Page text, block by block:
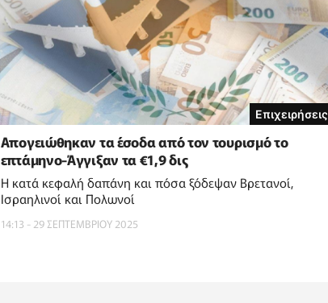
Επιχειρήσεις
Απογειώθηκαν τα έσοδα από τον τουρισμό το
επτάμηνο-Άγγιξαν τα €1,9 δις
Η κατά κεφαλή δαπάνη και πόσα ξόδεψαν Βρετανοί,
Ισραηλινοί και Πολωνοί
14:13 - 29 ΣΕΠΤΕΜΒΡΙΟΥ 2025